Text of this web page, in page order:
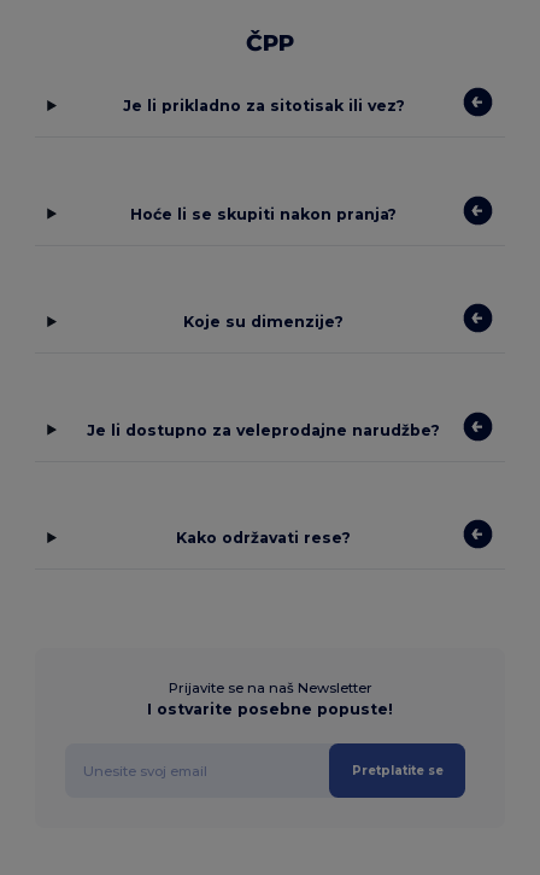
ČPP
Je li prikladno za sitotisak ili vez?
Hoće li se skupiti nakon pranja?
Koje su dimenzije?
Je li dostupno za veleprodajne narudžbe?
Kako održavati rese?
Prijavite se na naš Newsletter
I ostvarite posebne popuste!
Pretplatite se